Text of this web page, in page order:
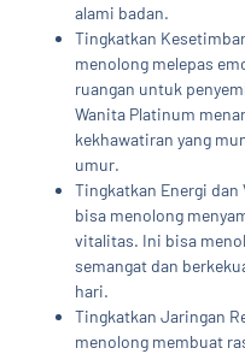
alami badan.
Tingkatkan
menolong melepas
ruangan untuk
Wanita Platinum
kekhawatiran yang
umur.
Tingkatkan Energi
bisa menolong
vitalitas. Ini bisa
semangat dan
hari.
Tingkatkan Jaringan
menolong membuat